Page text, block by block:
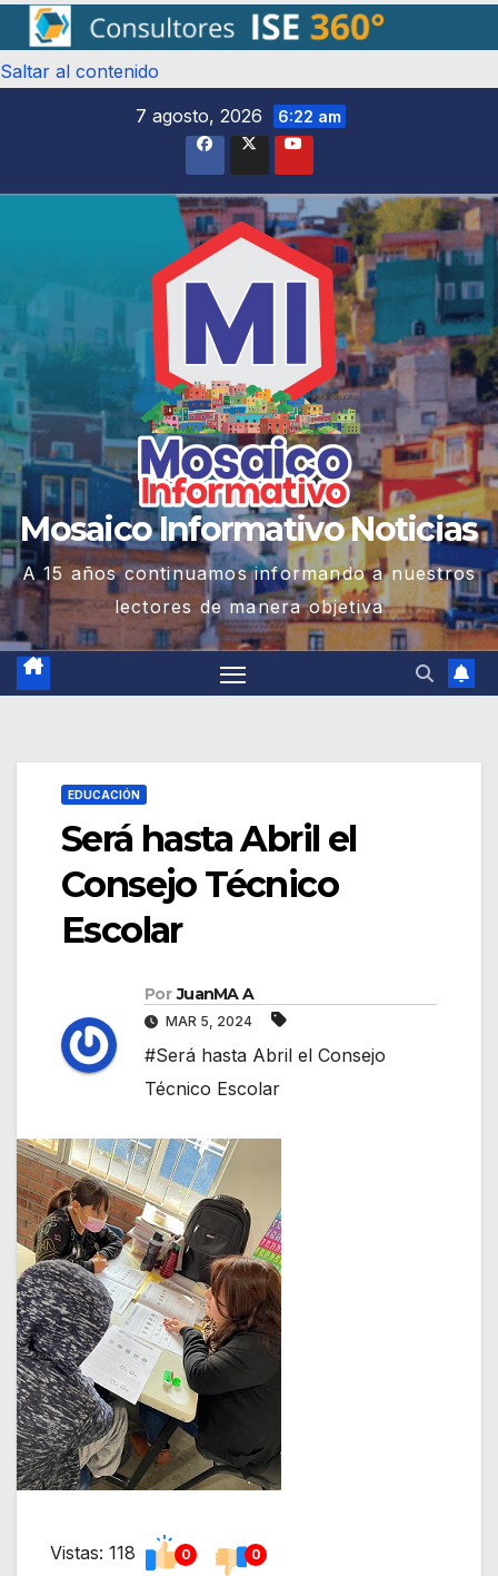
Saltar al contenido
7 agosto, 2026
6:22 am
Mosaico Informativo Noticias
A 15 años continuamos informando a nuestros
lectores de manera objetiva
EDUCACIÓN
Será hasta Abril el
Consejo Técnico
Escolar
Por JuanMA A
MAR 5, 2024
#Será hasta Abril el Consejo
Técnico Escolar
Vistas: 118 0 0